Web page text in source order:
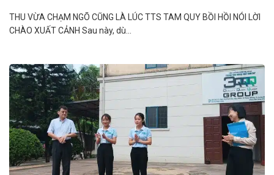
THU VỪA CHẠM NGÕ CŨNG LÀ LÚC TTS TAM QUY BỒI HỒI NÓI LỜI
CHÀO XUẤT CẢNH Sau này, dù...